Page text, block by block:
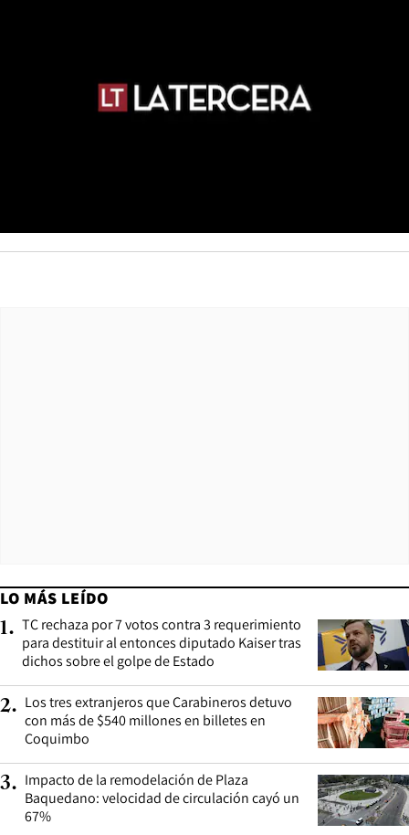
LO MÁS LEÍDO
1. TC rechaza por 7 votos contra 3 requerimiento
para destituir al entonces diputado Kaiser tras
dichos sobre el golpe de Estado
2. Los tres extranjeros que Carabineros detuvo
con más de $540 millones en billetes en
Coquimbo
3. Impacto de la remodelación de Plaza
Baquedano: velocidad de circulación cayó un
67%